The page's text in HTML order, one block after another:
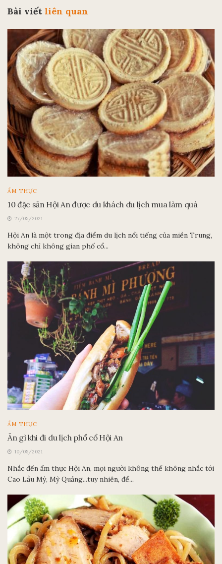
Bài viết liên quan
ẨM THỰC
10 đặc sản Hội An được du khách du lịch mua làm quà
27/05/2021
Hội An là một trong địa điểm du lịch nổi tiếng của miền Trung,
không chỉ không gian phố cổ...
ẨM THỰC
Ăn gì khi đi du lịch phổ cổ Hội An
10/05/2021
Nhắc đến ẩm thực Hội An, mọi người không thể không nhắc tới
Cao Lầu Mỳ, Mỳ Quảng...tuy nhiên, để...